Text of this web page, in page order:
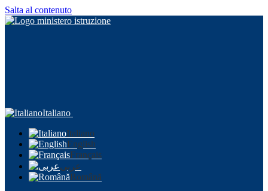
Salta al contenuto
Italiano
Italiano
English
Français
عربى
Română